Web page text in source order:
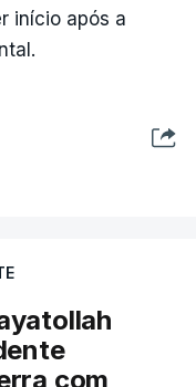
início após a
com